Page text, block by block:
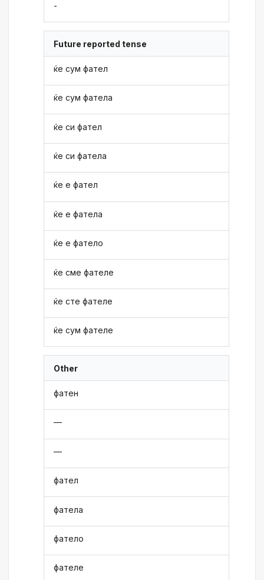
-
Future reported tense
ќе сум фател
ќе сум фатела
ќе си фател
ќе си фатела
ќе е фател
ќе е фатела
ќе е фатело
ќе сме фателе
ќе сте фателе
ќе сум фателе
Other
фатен
—
—
фател
фатела
фатело
фателе